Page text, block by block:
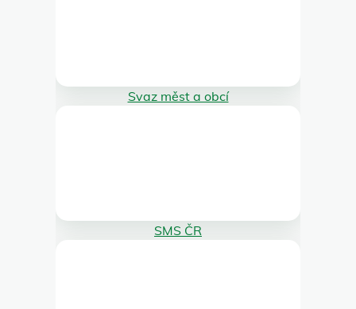
Svaz měst a obcí
SMS ČR